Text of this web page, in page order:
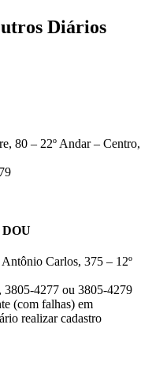
Diários
80 – 22º Andar – Centro,
DOU
Carlos, 375 – 12º
3805-4277 ou 3805-4279
(com falhas) em
realizar cadastro